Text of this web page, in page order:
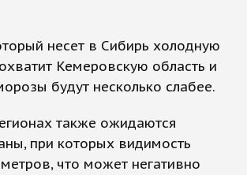
несет в Сибирь холодную
Кемеровскую область и
будут несколько слабее.
также ожидаются
при которых видимость
что может негативно